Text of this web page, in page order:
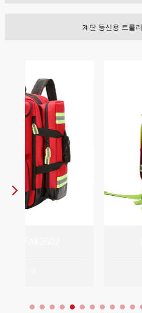
계단 등산용 트롤리